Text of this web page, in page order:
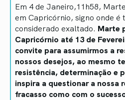
Em 4 de Janeiro,11h58,
em Capricórnio, signo onde
considerado exaltado. Marte
Capricórnio até 13 de
convite para assumirmos a
nossos desejos, ao mesmo
resistência, determinação e
inspira a questionar a nossa
fracasso como com o